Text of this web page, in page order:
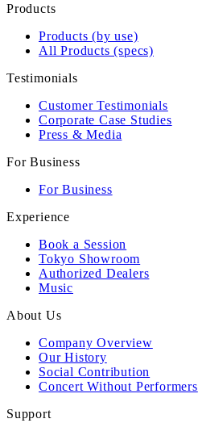
Products
Products (by use)
All Products (specs)
Testimonials
Customer Testimonials
Corporate Case Studies
Press & Media
For Business
For Business
Experience
Book a Session
Tokyo Showroom
Authorized Dealers
Music
About Us
Company Overview
Our History
Social Contribution
Concert Without Performers
Support